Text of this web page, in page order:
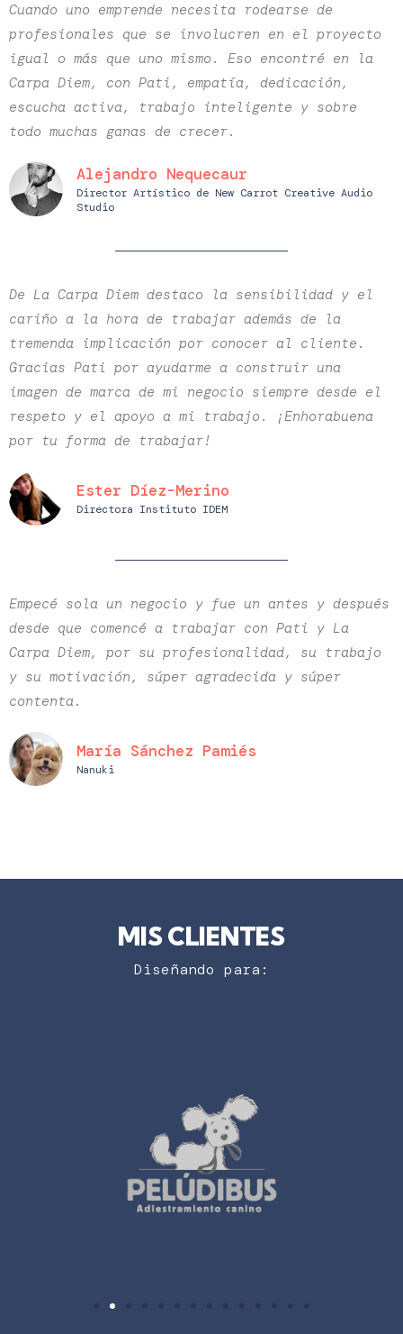
Cuando uno emprende necesita rodearse de
profesionales que se involucren en el proyecto
igual o más que uno mismo. Eso encontré en la
Carpa Diem, con Pati, empatía, dedicación,
escucha activa, trabajo inteligente y sobre
todo muchas ganas de crecer.
Alejandro Nequecaur
Director Artístico de New Carrot Creative Audio
Studio
De La Carpa Diem destaco la sensibilidad y el
cariño a la hora de trabajar además de la
tremenda implicación por conocer al cliente.
Gracias Pati por ayudarme a construir una
imagen de marca de mi negocio siempre desde el
respeto y el apoyo a mi trabajo. ¡Enhorabuena
por tu forma de trabajar!
Ester Díez-Merino
Directora Instituto IDEM
Empecé sola un negocio y fue un antes y después
desde que comencé a trabajar con Pati y La
Carpa Diem, por su profesionalidad, su trabajo
y su motivación, súper agradecida y súper
contenta.
María Sánchez Pamiés
Nanuki
MIS CLIENTES
Diseñando para: